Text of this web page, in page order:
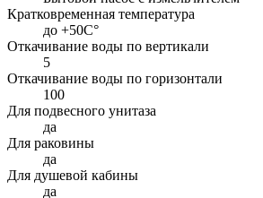
Кратковременная температура
до +50С°
Откачивание воды по вертикали
5
Откачивание воды по горизонтали
100
Для подвесного унитаза
да
Для раковины
да
Для душевой кабины
да